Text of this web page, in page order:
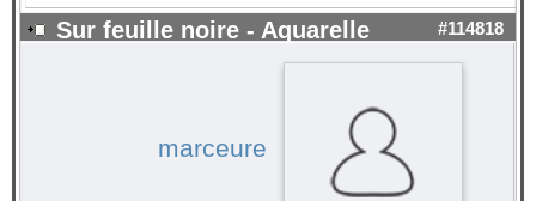
Sur feuille noire - Aquarelle #114818
marceure